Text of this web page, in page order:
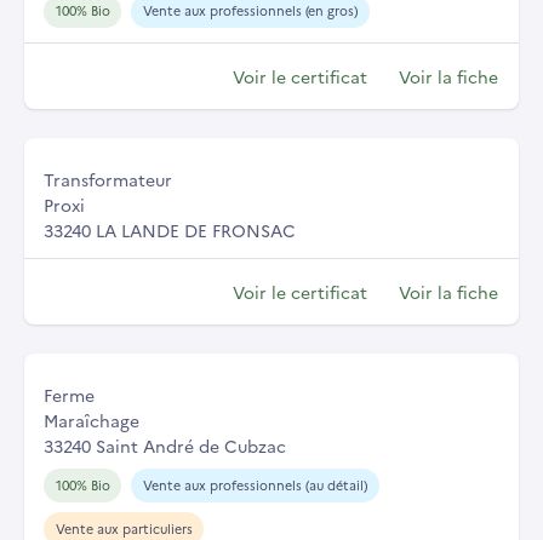
100% Bio Vente aux professionnels (en gros)
Voir le certificat Voir la fiche
Transformateur
Proxi
33240 LA LANDE DE FRONSAC
Voir le certificat Voir la fiche
Ferme
Maraîchage
33240 Saint André de Cubzac
100% Bio Vente aux professionnels (au détail)
Vente aux particuliers